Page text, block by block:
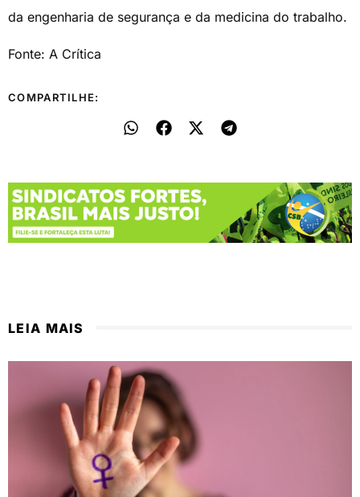
da engenharia de segurança e da medicina do trabalho.
Fonte: A Crítica
COMPARTILHE:
LEIA MAIS